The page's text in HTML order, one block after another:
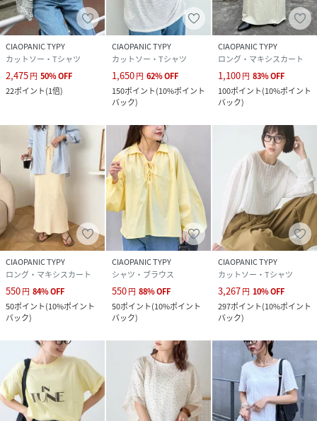
※実際の店舗在庫につきましては、各店舗に直接お問い合わ
せください。
性別タイプ レディース
原産国 中国
素材 綿64% ポリエステル36%
サイズ ONE
品番
PM5365_TYZ1051606A0003
TYZ1051606A0003-k-1A PM5365)
CIAOPANIC TYPY
カットソー・Tシャツ
2,475円 50%OFF
22ポイント(1倍)
CIAOPANIC TYPY
カットソー・Tシャツ
1,650円 62%OFF
150ポイント(10%ポイント
バック)
CIAOPANIC TYPY
ロング・マキシスカート
1,100円 83%OFF
100ポイント(10%ポイント
バック)
CIAOPANIC TYPY
ロング・マキシスカート
550円 84%OFF
50ポイント(10%ポイント
バック)
CIAOPANIC TYPY
シャツ・ブラウス
550円 88%OFF
50ポイント(10%ポイント
バック)
CIAOPANIC TYPY
カットソー・Tシャツ
3,267円 10%OFF
297ポイント(10%ポイント
バック)